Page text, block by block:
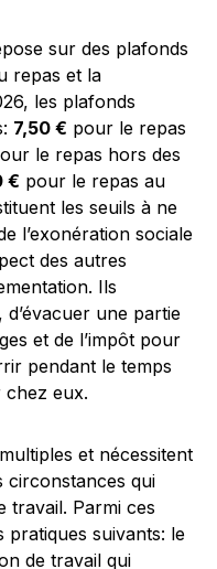
sur des plafonds
repas et la
les plafonds
7,50 € pour le repas
le repas hors des
€ pour le repas au
les seuils à ne
l’exonération sociale
des autres
Ils
une partie
et de l’impôt pour
pendant le temps
eux.
et nécessitent
circonstances qui
travail. Parmi ces
suivants: le
de travail qui